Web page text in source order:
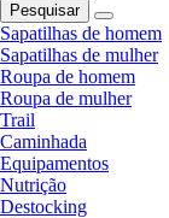
Pesquisar
Sapatilhas de homem
Sapatilhas de mulher
Roupa de homem
Roupa de mulher
Trail
Caminhada
Equipamentos
Nutrição
Destocking